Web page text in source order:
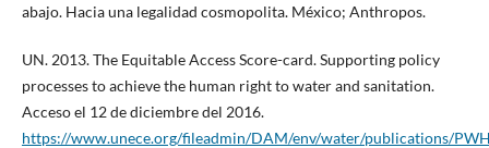
abajo. Hacia una legalidad cosmopolita. México; Anthropos.
UN. 2013. The Equitable Access Score-card. Supporting policy
processes to achieve the human right to water and sanitation.
Acceso el 12 de diciembre del 2016.
https://www.unece.org/fileadmin/DAM/env/water/publications/